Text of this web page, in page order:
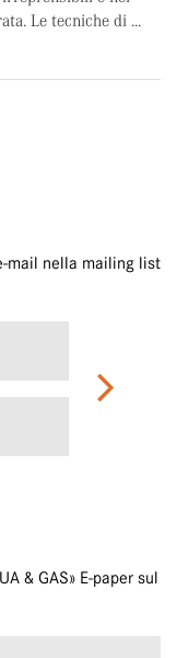
Le tecniche di ...
mail nella mailing list
& GAS» E-paper sul